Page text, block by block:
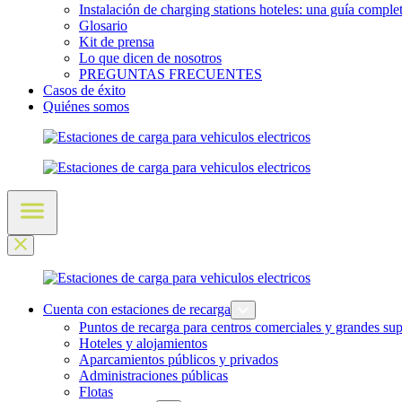
Instalación de charging stations hoteles: una guía
Glosario
Kit de prensa
Lo que dicen de nosotros
PREGUNTAS FRECUENTES
Casos de éxito
Quiénes somos
Cuenta con estaciones de recarga
Puntos de recarga para centros comerciales y grandes
Hoteles y alojamientos
Aparcamientos públicos y privados
Administraciones públicas
Flotas